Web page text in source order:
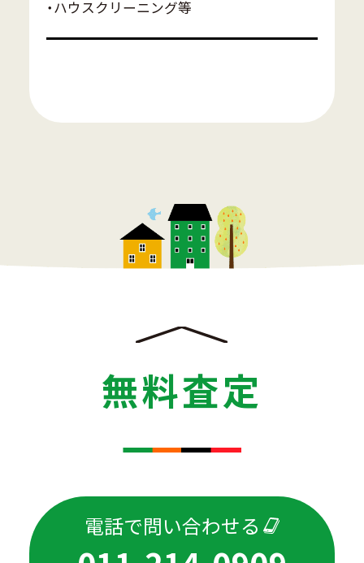
・ハウスクリーニング等
無料査定
電話で問い合わせる